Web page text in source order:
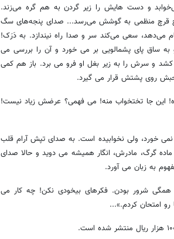
و دست هایش را زیر گردن به هم گره می‌زند.
قرچ قرچ منظمی به گوشش می‌رسد... صدای پنجه‌های سگ
می‌دهد، سعی می‌کند سر و صدا راه نیندازد. به دَرَک!
ساق پای پشمالویی بر می خورد و آن را بررسی می
و سرش را به زیر بغل او فرو می برد. باز هم کمی
روی پشتش قرار می گیرد.
این جا تختخواب منه! می فهمی؟ عرضش زیاد نیست!
خورد، ولی نخوابیده است. به صدای تپش آرام قلب
گرگ، مادرش، انگار همیشه می دوید و حالا صدای
به زبان می آورد.
شرور بودن. فکرهای بیخودی نکن! چه کار می
امتحان کردم.»...
روزنامه‌های ورزشی پنج‌شنبه ۱۵ مرداد ۱۴۰۵